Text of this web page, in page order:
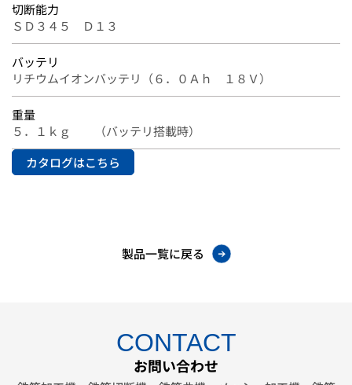
切断能力
ＳＤ３４５ Ｄ１３
バッテリ
リチウムイオンバッテリ（６．０Ａｈ １８Ｖ）
重量
５．１ｋｇ （バッテリ搭載時）
カタログはこちら
製品一覧に戻る
CONTACT
お問い合わせ